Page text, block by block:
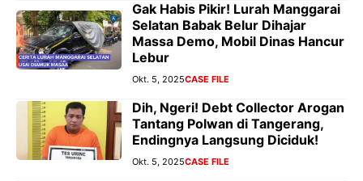
Gak Habis Pikir! Lurah Manggarai
Selatan Babak Belur Dihajar
Massa Demo, Mobil Dinas Hancur
Lebur
Okt. 5, 2025CASE FILE
Dih, Ngeri! Debt Collector Arogan
Tantang Polwan di Tangerang,
Endingnya Langsung Diciduk!
Okt. 5, 2025CASE FILE